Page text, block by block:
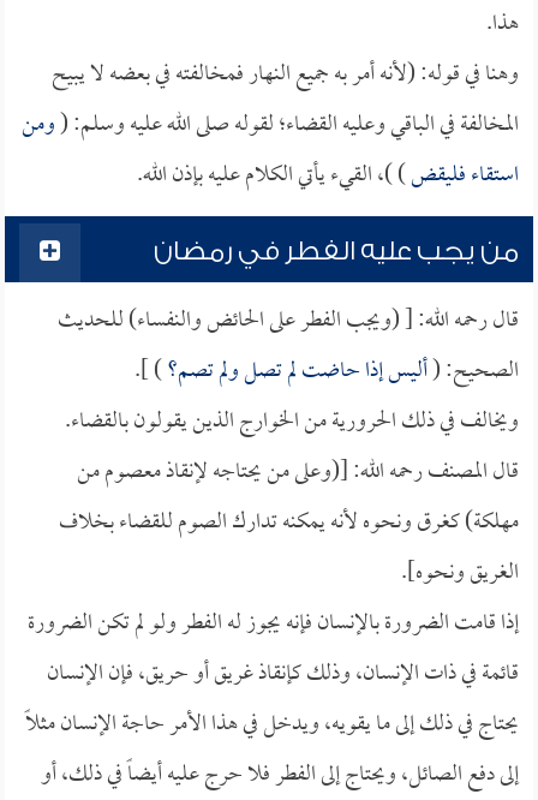
هذا.
وهنا في قوله: (لأنه أمر به جميع النهار فمخالفته في بعضه لا يبيح
المخالفة في الباقي وعليه القضاء؛ لقوله صلى الله عليه وسلم: (ومن
استقاء فليقض) )، القيء يأتي الكلام عليه بإذن الله.
من يجب عليه الفطر في رمضان
قال رحمه الله: [ (ويجب الفطر على الحائض والنفساء) للحديث
الصحيح: (أليس إذا حاضت لم تصل ولم تصم؟) ].
ويخالف في ذلك الحرورية من الخوارج الذين يقولون بالقضاء.
قال المصنف رحمه الله: [(وعلى من يحتاجه لإنقاذ معصوم من
مهلكة) كغرق ونحوه لأنه يمكنه تدارك الصوم للقضاء بخلاف
الغريق ونحوه].
إذا قامت الضرورة بالإنسان فإنه يجوز له الفطر ولو لم تكن الضرورة
قائمة في ذات الإنسان، وذلك كإنقاذ غريق أو حريق، فإن الإنسان
يحتاج في ذلك إلى ما يقويه، ويدخل في هذا الأمر حاجة الإنسان مثلاً
إلى دفع الصائل، ويحتاج إلى الفطر فلا حرج عليه أيضاً في ذلك، أو